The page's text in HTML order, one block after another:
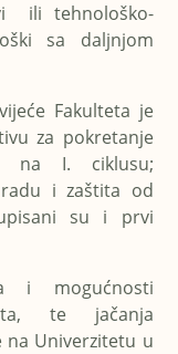
ili tehnološko-
sa daljnjom
Fakulteta je
za pokretanje
na I. ciklusu;
i zaštita od
su i prvi
i mogućnosti
te jačanja
na Univerzitetu u